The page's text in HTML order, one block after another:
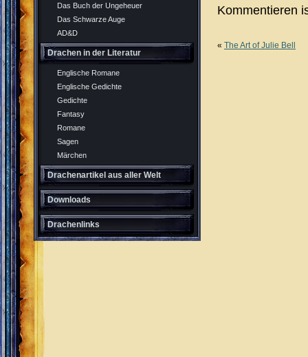
Das Buch der Ungeheuer
Das Schwarze Auge
AD&D
Drachen in der Literatur
Englische Romane
Englische Gedichte
Gedichte
Fantasy
Romane
Sagen
Märchen
Drachenartikel aus aller Welt
Downloads
Drachenlinks
Kommentieren
« The Art of Julie Bell